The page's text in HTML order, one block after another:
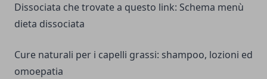
Dissociata che trovate a questo link: Schema menù
dieta dissociata
Cure naturali per i capelli grassi: shampoo, lozioni ed
omoepatia